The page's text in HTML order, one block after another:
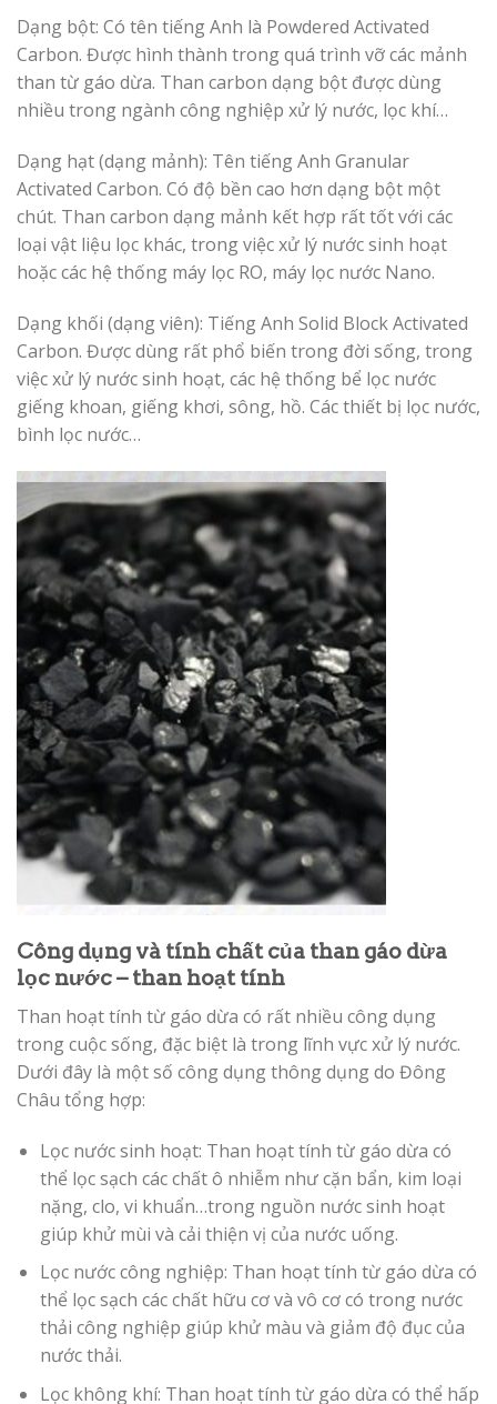
Dạng bột: Có tên tiếng Anh là Powdered Activated
Carbon. Được hình thành trong quá trình vỡ các mảnh
than từ gáo dừa. Than carbon dạng bột được dùng
nhiều trong ngành công nghiệp xử lý nước, lọc khí…
Dạng hạt (dạng mảnh): Tên tiếng Anh Granular
Activated Carbon. Có độ bền cao hơn dạng bột một
chút. Than carbon dạng mảnh kết hợp rất tốt với các
loại vật liệu lọc khác, trong việc xử lý nước sinh hoạt
hoặc các hệ thống máy lọc RO, máy lọc nước Nano.
Dạng khối (dạng viên): Tiếng Anh Solid Block Activated
Carbon. Được dùng rất phổ biến trong đời sống, trong
việc xử lý nước sinh hoạt, các hệ thống bể lọc nước
giếng khoan, giếng khơi, sông, hồ. Các thiết bị lọc nước,
bình lọc nước…
Công dụng và tính chất của than gáo dừa
lọc nước – than hoạt tính
Than hoạt tính từ gáo dừa có rất nhiều công dụng
trong cuộc sống, đặc biệt là trong lĩnh vực xử lý nước.
Dưới đây là một số công dụng thông dụng do Đông
Châu tổng hợp:
Lọc nước sinh hoạt: Than hoạt tính từ gáo dừa có
thể lọc sạch các chất ô nhiễm như cặn bẩn, kim loại
nặng, clo, vi khuẩn…trong nguồn nước sinh hoạt
giúp khử mùi và cải thiện vị của nước uống.
Lọc nước công nghiệp: Than hoạt tính từ gáo dừa có
thể lọc sạch các chất hữu cơ và vô cơ có trong nước
thải công nghiệp giúp khử màu và giảm độ đục của
nước thải.
Lọc không khí: Than hoạt tính từ gáo dừa có thể hấp